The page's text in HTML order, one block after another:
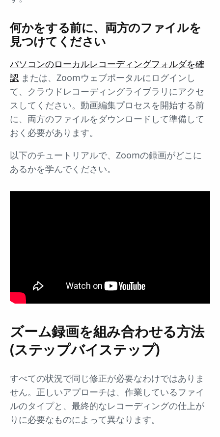
何かをする前に、両方のファイルを
見つけてください
パソコンのローカルレコーディングフォルダを確
認 または、Zoomウェブポータルにログインし
て、クラウドレコーディングライブラリにアクセ
スしてください。動画編集プロセスを開始する前
に、両方のファイルをダウンロードして準備して
おく必要があります。
以下のチュートリアルで、Zoomの録画がどこに
あるかを学んでください。
ズーム録画を組み合わせる方法
(ステップバイステップ)
すべての状況で同じ修正が必要なわけではありま
せん。正しいアプローチは、作業しているファイ
ルのタイプと、最終的なレコーディングの仕上が
りに必要なものによって異なります。